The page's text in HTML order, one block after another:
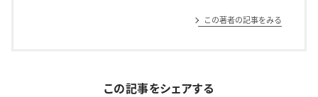
この著者の記事をみる
この記事をシェアする